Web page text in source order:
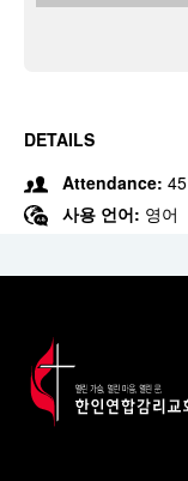
DETAILS
Attendance: 45
사용 언어: 영어